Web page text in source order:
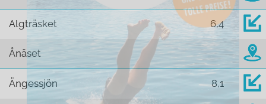
Algträsket 6,4
Ånäset
Ängessjön 8,1